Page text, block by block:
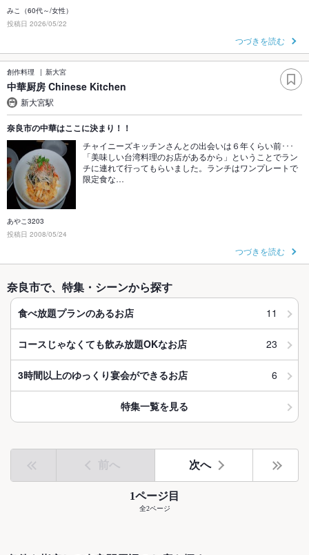
みこ（60代～/女性）
投稿日 2026/05/22
つづきを読む
創作料理 新大宮
中華厨房 Chinese Kitchen
新大宮駅
奈良市の中華はここに決まり！！
チャイニーズキッチンさんとの出会いは６年くらい前･･･
「美味しい台湾料理のお店があるから」ということでラン
チに連れて行ってもらいました。ランチはワンプレートで
限定食な…
あやこ3203
投稿日 2008/05/24
つづきを読む
奈良市で、特集・シーンから探す
食べ放題プランのあるお店 11
コースじゃなくても飲み放題OKなお店 23
3時間以上のゆっくり宴会ができるお店 6
特集一覧を見る
前へ 次へ
1ページ目
全2ページ